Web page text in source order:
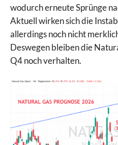
wodurch erneute Sprünge
Aktuell wirken sich die
allerdings noch nicht
Deswegen bleiben die
Q4 noch verhalten.